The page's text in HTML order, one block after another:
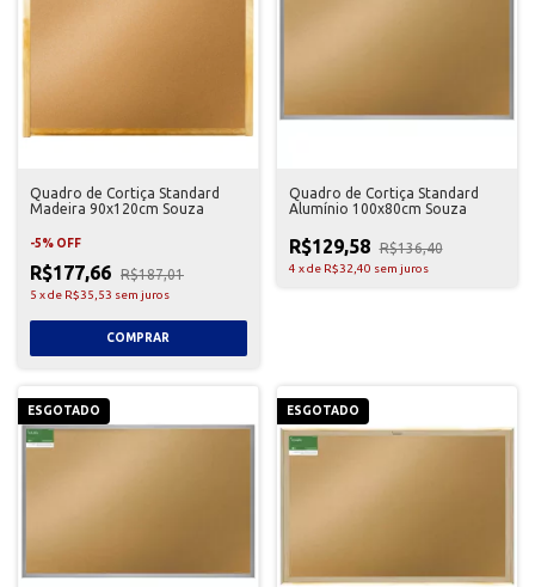
Quadro de Cortiça Standard
Madeira 90x120cm Souza
-5% OFF
R$177,66 R$187,01
5 xde R$35,53 sem juros
Quadro de Cortiça Standard
Alumínio 100x80cm Souza
R$129,58 R$136,40
4 xde R$32,40 sem juros
ESGOTADO ESGOTADO